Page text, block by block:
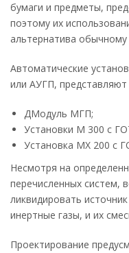
бумаги и предметы,
поэтому их
альтернатива
Автоматические
или АУГП,
ДМодуль МГП;
Установки M 300 с
Установка MX 200 с
Несмотря на
перечисленных систем,
ликвидировать
инертные газы, и их
Проектирование